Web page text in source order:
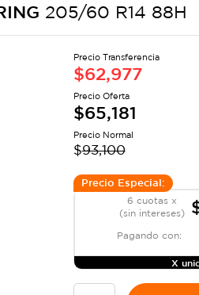
205/60 R14 88H
Precio Transferencia
$62,977
Precio Oferta
$65,181
Precio Normal
$93,100
Precio Especial:
6 cuotas x
(sin intereses)
Pagando con:
X